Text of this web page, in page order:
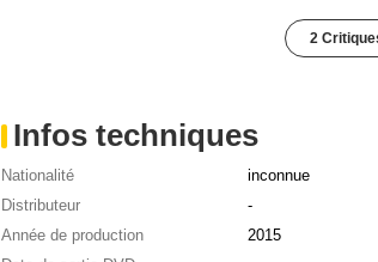
2
Infos techniques
Nationalité
inconnue
Distributeur
-
Année de production
2015